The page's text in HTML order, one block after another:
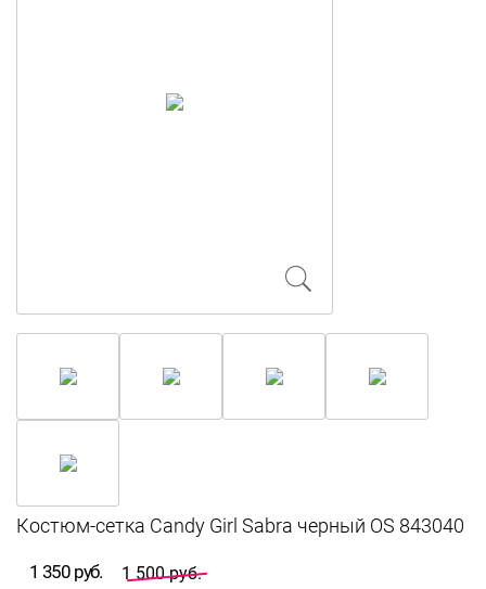
1 350 руб. 1 500 руб.